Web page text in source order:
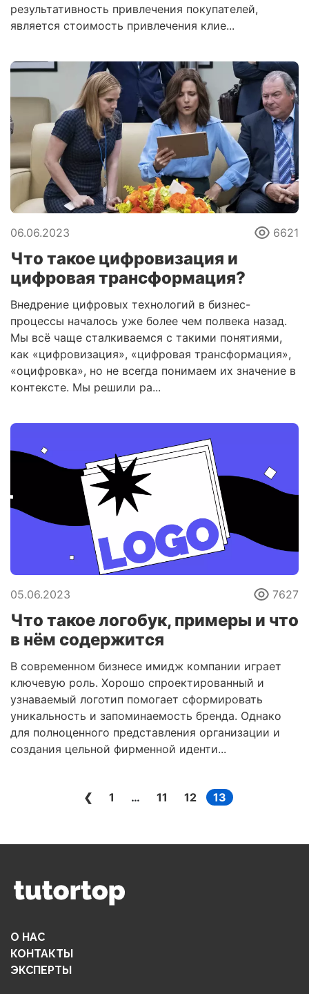
результативность привлечения покупателей,
является стоимость привлечения клие...
06.06.2023 6621
Что такое цифровизация и
цифровая трансформация?
Внедрение цифровых технологий в бизнес-
процессы началось уже более чем полвека назад.
Мы всё чаще сталкиваемся с такими понятиями,
как «цифровизация», «цифровая трансформация»,
«оцифровка», но не всегда понимаем их значение в
контексте. Мы решили ра...
05.06.2023 7627
Что такое логобук, примеры и что
в нём содержится
В современном бизнесе имидж компании играет
ключевую роль. Хорошо спроектированный и
узнаваемый логотип помогает сформировать
уникальность и запоминаемость бренда. Однако
для полноценного представления организации и
создания цельной фирменной иденти...
❮ 1 … 11 12 13
О НАС
КОНТАКТЫ
ЭКСПЕРТЫ